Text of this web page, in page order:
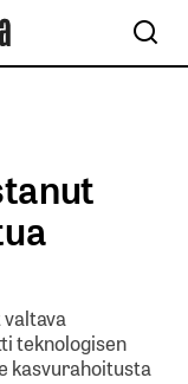
teknologisen
kasvurahoitusta